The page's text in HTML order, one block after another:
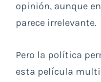
opinión, aunque
parece irrelevante.
Pero la política
esta película